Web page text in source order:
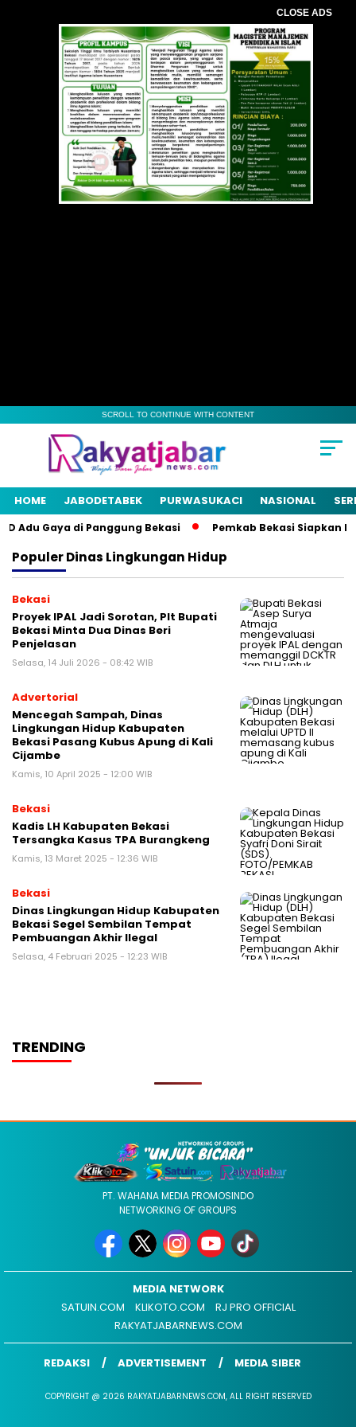
CLOSE ADS
SCROLL TO CONTINUE WITH CONTENT
HOME JABODETABEK PURWASUKACI NASIONAL
Adu Gaya di Panggung Bekasi Pemkab Bekasi Siapkan
PopulerDinas Lingkungan Hidup
Bekasi
Proyek IPAL Jadi Sorotan, Plt Bupati
Bekasi Minta Dua Dinas Beri
Penjelasan
Selasa, 14 Juli 2026 - 08:42 WIB
Advertorial
Mencegah Sampah, Dinas
Lingkungan Hidup Kabupaten
Bekasi Pasang Kubus Apung di Kali
Cijambe
Kamis, 10 April 2025 - 12:00 WIB
Bekasi
Kadis LH Kabupaten Bekasi
Tersangka Kasus TPA Burangkeng
Kamis, 13 Maret 2025 - 12:36 WIB
Bekasi
Dinas Lingkungan Hidup Kabupaten
Bekasi Segel Sembilan Tempat
Pembuangan Akhir Ilegal
Selasa, 4 Februari 2025 - 12:23 WIB
TRENDING
PT. WAHANA MEDIA PROMOSINDO
NETWORKING OF GROUPS
MEDIA NETWORK
SATUIN.COM
KLIKOTO.COM
RJ PRO OFFICIAL
RAKYATJABARNEWS.COM
REDAKSI ADVERTISEMENT MEDIA SIBER
COPYRIGHT @ 2026 RAKYATJABARNEWS.COM, ALL RIGHT RESERVED